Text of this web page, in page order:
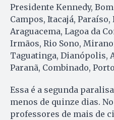
Presidente Kennedy,
Campos, Itacajá,
Araguacema, Lagoa da
Irmãos, Rio Sono,
Taguatinga, Dianópolis,
Paranã, Combinado,
Essa é a segunda
menos de quinze dias.
professores de mais de